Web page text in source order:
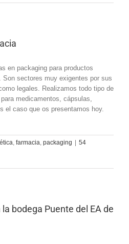
en packaging para productos
sectores muy exigentes por sus
legales. Realizamos todo tipo de
medicamentos, cápsulas,
el caso que os presentamos hoy.
, farmacia, packaging
54
bodega Puente del EA de